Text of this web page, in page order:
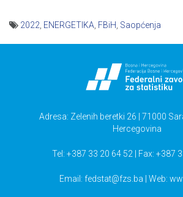
2022 ENERGETIKA FBiH Saopćenja
Adresa: Zelenih beretki 26 | 71000
Hercegovina
Tel: +387 33 20 64 52 | Fax: +387
Email: fedstat@fzs.ba | Web: